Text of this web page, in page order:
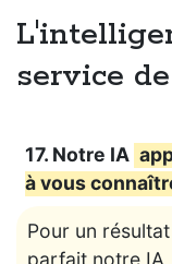
service
17. Notre IA
à vous
Pour un résultat
parfait notre IA